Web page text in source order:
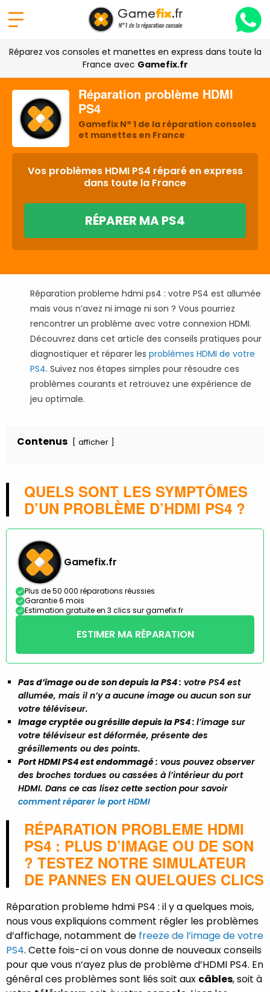
Réparez vos consoles et manettes en express dans toute la
France avec Gamefix.fr
Réparation problème HDMI
PS4
Gamefix N° 1 de la réparation consoles
et manettes en France
Vos problèmes HDMI PS4 réparé en express
dans toute la France
RÉPARER MA PS4
Réparation probleme hdmi ps4 : votre PS4 est allumée
mais vous n’avez ni image ni son ? Vous pourriez
rencontrer un problème avec votre connexion HDMI.
Découvrez dans cet article des conseils pratiques pour
diagnostiquer et réparer les problèmes HDMI de votre
PS4. Suivez nos étapes simples pour résoudre ces
problèmes courants et retrouvez une expérience de
jeu optimale.
Contenus afficher
QUELS SONT LES SYMPTÔMES
D’UN PROBLÈME D’HDMI PS4 ?
Gamefix.fr
Plus de 50 000 réparations réussies
Garantie 6 mois
Estimation gratuite en 3 clics sur gamefix.fr
ESTIMER MA RÉPARATION
Pas d’image ou de son depuis la PS4 : votre PS4 est
allumée, mais il n’y a aucune image ou aucun son sur
votre téléviseur.
Image cryptée ou grésille depuis la PS4 : l’image sur
votre téléviseur est déformée, présente des
grésillements ou des points.
Port HDMI PS4 est endommagé : vous pouvez observer
des broches tordues ou cassées à l’intérieur du port
HDMI. Dans ce cas lisez cette section pour savoir
comment réparer le port HDMI
RÉPARATION PROBLEME HDMI
PS4 : PLUS D’IMAGE OU DE SON
? TESTEZ NOTRE SIMULATEUR
DE PANNES EN QUELQUES CLICS
Réparation probleme hdmi PS4 : il y a quelques mois,
nous vous expliquions comment régler les problèmes
d’affichage, notamment de freeze de l’image de votre
PS4. Cette fois-ci on vous donne de nouveaux conseils
pour que vous n’ayez plus de problème d’HDMI PS4. En
général ces problèmes sont liés soit aux câbles, soit à